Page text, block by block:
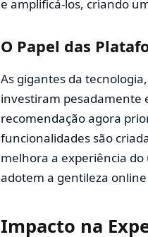
e amplificá-los, criando
O Papel das
As gigantes da
investiram pesadamente
recomendação agora
funcionalidades são
melhora a experiência
adotem a gentileza
Impacto na